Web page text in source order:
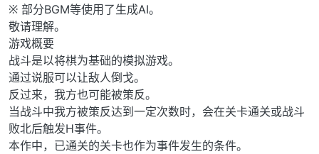
※ 部分BGM等使用了生成AI。
敬请理解。
游戏概要
战斗是以将棋为基础的模拟游戏。
通过说服可以让敌人倒戈。
反过来，我方也可能被策反。
当战斗中我方被策反达到一定次数时，会在关卡通关或战斗
败北后触发H事件。
本作中，已通关的关卡也作为事件发生的条件。